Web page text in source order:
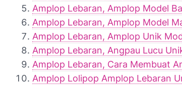
Amplop Lebaran, Amplop Model
Amplop Lebaran, Amplop Model
Amplop Lebaran, Amplop Unik
Amplop Lebaran, Angpau Lucu
Amplop Lebaran, Cara Membuat
Amplop Lolipop Amplop Lebaran